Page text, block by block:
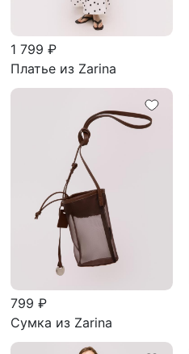
1 799 ₽
Платье из Zarina
799 ₽
Сумка из Zarina